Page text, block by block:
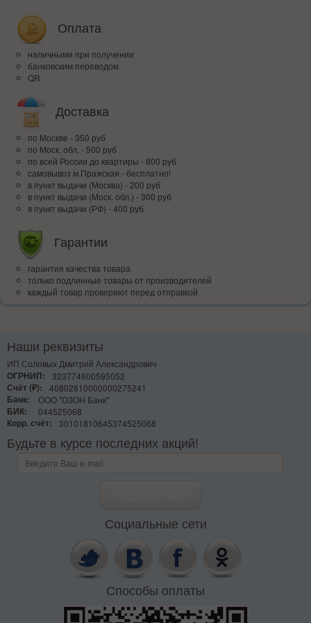
Оплата
наличными при получении
банковским переводом
QR
Доставка
по Москве - 350 руб
по Моск. обл. - 500 руб
по всей Росcии до квартиры - 800 руб
самовывоз м.Пражская - бесплатно!
в пункт выдачи (Москва) - 200 руб
в пункт выдачи (Моск. обл.) - 300 руб
в пункт выдачи (РФ) - 400 руб
Гарантии
гарантия качества товара
только подлинные товары от производителей
каждый товар проверяют перед отправкой
Наши реквизиты
ИП Соловых Дмитрий Александрович
ОГРНИП:
323774600595052
Счёт (₽):
40802810000000275241
Банк:
ООО "ОЗОН Банк"
БИК:
044525068
Корр. счёт:
30101810645374525068
Будьте в курсе последних акций!
Социальные сети
Способы оплаты